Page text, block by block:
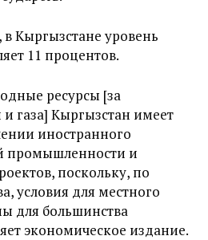
Кыргызстане уровень
11 процентов.
ресурсы [за
газа] Кыргызстан имеет
иностранного
промышленности и
поскольку, по
условия для местного
для большинства
экономическое издание.